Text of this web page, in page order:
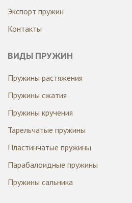
Экспорт пружин
Контакты
ВИДЫ ПРУЖИН
Пружины растяжения
Пружины сжатия
Пружины кручения
Тарельчатые пружины
Пластинчатые пружины
Парабалоидные пружины
Пружины сальника